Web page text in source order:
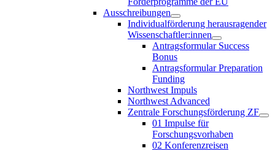
Ausschreibungen
Individualförderung herausragender
Wissenschaftler:innen
Antragsformular Success
Bonus
Antragsformular Preparation
Funding
Northwest Impuls
Northwest Advanced
Zentrale Forschungsförderung ZF
01 Impulse für
Forschungsvorhaben
02 Konferenzreisen